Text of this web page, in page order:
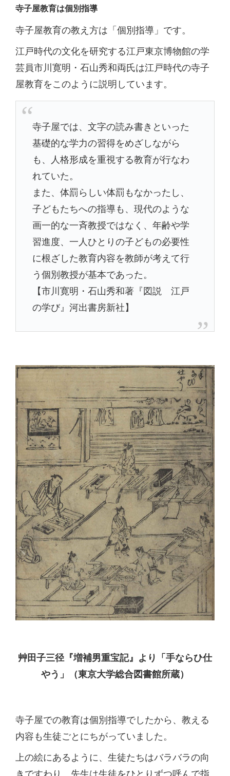
寺子屋教育は個別指導
寺子屋教育の教え方は「個別指導」です。
江戸時代の文化を研究する江戸東京博物館の学
芸員市川寛明・石山秀和両氏は江戸時代の寺子
屋教育をこのように説明しています。
寺子屋では、文字の読み書きといった
基礎的な学力の習得をめざしながら
も、人格形成を重視する教育が行なわ
れていた。
また、体罰らしい体罰もなかったし、
子どもたちへの指導も、現代のような
画一的な一斉教授ではなく、年齢や学
習進度、一人ひとりの子どもの必要性
に根ざした教育内容を教師が考えて行
う個別教授が基本であった。
【市川寛明・石山秀和著『図説 江戸
の学び』河出書房新社】
艸田子三径『増補男重宝記』より「手ならひ仕
やう」（東京大学総合図書館所蔵）
寺子屋での教育は個別指導でしたから、教える
内容も生徒ごとにちがっていました。
上の絵にあるように、生徒たちはバラバラの向
きですわり、先生は生徒をひとりずつ呼んで指